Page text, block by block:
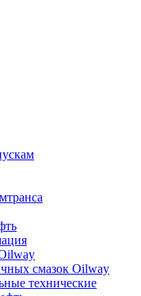
смазок Oilway
технические